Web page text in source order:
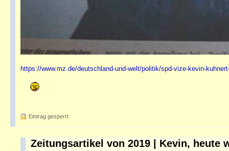
https://www.mz.de/deutschland-und-welt/politik/spd-vize-kevin-
Eintrag gesperrt
Zeitungsartikel von 2019 | Kevin, heute